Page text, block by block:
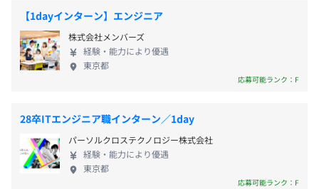
Elasticsearch、Amazon Redshift
【開発環境】
また、当社が『みんなの共同仕入れサービス（e-オ
ーダーシステム）』、不動在庫となってしまった医
薬品を全国の調剤薬局同士が売買できるマッチング
サービス『みんなのお薬箱』、基幹システムなどの
各種ITプラットフォームを提供することで、医療体系
設、医薬品卸業者の生産性の一層の向上と経営効
率・収益の改善、そして貴重な医薬品の廃棄ロス削
減に貢献できることは重要な使命と考えています。
【1dayインターン】エンジニア
株式会社メンバーズ
経験・能力により優遇
東京都
応募可能ランク：F
28卒ITエンジニア職インターン／1day
パーソルクロステクノロジー株式会社
経験・能力により優遇
東京都
応募可能ランク：F